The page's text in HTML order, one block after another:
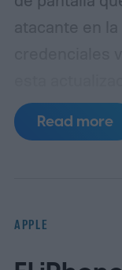
atacante en
lo que su
sugiere. Las
Read more
APPLE